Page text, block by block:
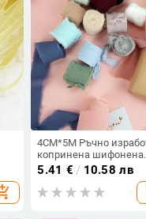
4CM*5M Ръчно
копринена шифонена
панделка с бръчки и
бръчки за сватбена
покана Опаковъчен
5.41 € / 10.58 лв